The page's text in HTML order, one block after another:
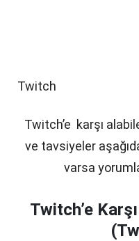
Twitch
Twitch’e karşı
ve tavsiyeler
varsa
Twitch’e